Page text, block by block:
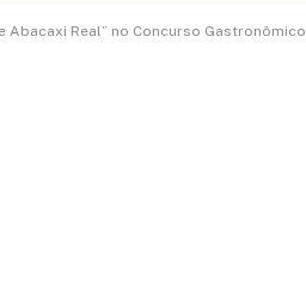
Abacaxi Real” no Concurso Gastronômico